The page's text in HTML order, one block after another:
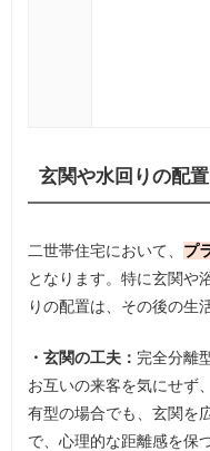
玄関や水回りの配
二世帯住宅において、 プ
となります。特に玄関や
りの配置は、その後の生
・玄関の工夫： 完全分離
お互いの来客を気にせず
有型の場合でも、玄関を
で、心理的な距離感を保